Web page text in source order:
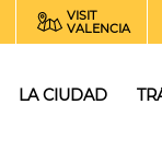
VISIT
VALENCIA
LA CIUDAD